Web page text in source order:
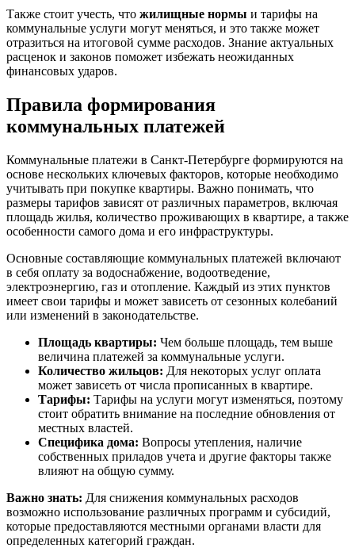
Также стоит учесть, что жилищные нормы и тарифы на
коммунальные услуги могут меняться, и это также может
отразиться на итоговой сумме расходов. Знание актуальных
расценок и законов поможет избежать неожиданных
финансовых ударов.
Правила формирования
коммунальных платежей
Коммунальные платежи в Санкт-Петербурге формируются на
основе нескольких ключевых факторов, которые необходимо
учитывать при покупке квартиры. Важно понимать, что
размеры тарифов зависят от различных параметров, включая
площадь жилья, количество проживающих в квартире, а также
особенности самого дома и его инфраструктуры.
Основные составляющие коммунальных платежей включают
в себя оплату за водоснабжение, водоотведение,
электроэнергию, газ и отопление. Каждый из этих пунктов
имеет свои тарифы и может зависеть от сезонных колебаний
или изменений в законодательстве.
Площадь квартиры: Чем больше площадь, тем выше
величина платежей за коммунальные услуги.
Количество жильцов: Для некоторых услуг оплата
может зависеть от числа прописанных в квартире.
Тарифы: Тарифы на услуги могут изменяться, поэтому
стоит обратить внимание на последние обновления от
местных властей.
Специфика дома: Вопросы утепления, наличие
собственных приладов учета и другие факторы также
влияют на общую сумму.
Важно знать: Для снижения коммунальных расходов
возможно использование различных программ и субсидий,
которые предоставляются местными органами власти для
определенных категорий граждан.